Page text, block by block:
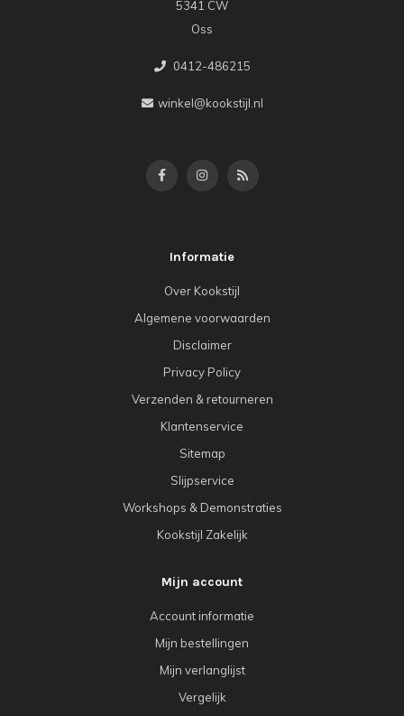
5341 CW
Oss
0412-486215
winkel@kookstijl.nl
Informatie
Over Kookstijl
Algemene voorwaarden
Disclaimer
Privacy Policy
Verzenden & retourneren
Klantenservice
Sitemap
Slijpservice
Workshops & Demonstraties
Kookstijl Zakelijk
Mijn account
Account informatie
Mijn bestellingen
Mijn verlanglijst
Vergelijk